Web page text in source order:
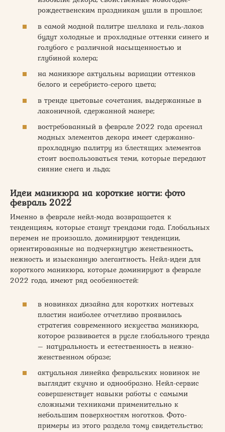
рождественским праздникам ушли в прошлое;
в самой модной палитре шеллака и гель-лаков
будут холодные и прохладные оттенки синего и
голубого с различной насыщенностью и
глубиной колера;
на маникюре актуальны вариации оттенков
белого и серебристо-серого цвета;
в тренде цветовые сочетания, выдержанные в
лаконичной, сдержанной манере;
востребованный в феврале 2022 года арсенал
модных элементов декора имеет сдержанно-
прохладную палитру из блестящих элементов
стоит воспользоваться теми, которые передают
сияние снега и льда;
Идеи маникюра на короткие ногти: фото
февраль 2022
Именно в феврале нейл-мода возвращается к
тенденциям, которые станут трендами года. Глобальных
перемен не произошло, доминируют тенденции,
ориентированные на подчеркнутую женственность,
нежность и изысканную элегантность. Нейл-идеи для
короткого маникюра, которые доминируют в феврале
2022 года, имеют ряд особенностей:
в новинках дизайна для коротких ногтевых
пластин наиболее отчетливо проявилась
стратегия современного искусства маникюра,
которое развивается в русле глобального тренда
– натуральность и естественность в нежно-
женственном образе;
актуальная линейка февральских новинок не
выглядит скучно и однообразно. Нейл-сервис
совершенствует навыки работы с самыми
сложными техниками применительно к
небольшим поверхностям ноготков. Фото-
примеры из этого раздела тому свидетельство;